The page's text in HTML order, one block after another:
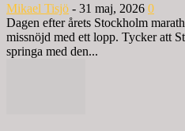
Mikael Tisjö - 31 maj, 2026 0
Dagen efter årets Stockholm
missnöjd med ett lopp. Tycker att
springa med den...